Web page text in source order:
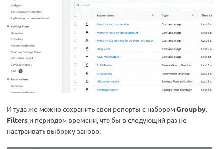
И туда же можно сохранить свои репорты с наборомGroup by,
Filters и периодом времени, что бы в следующий раз не
настраивать выборку заново: